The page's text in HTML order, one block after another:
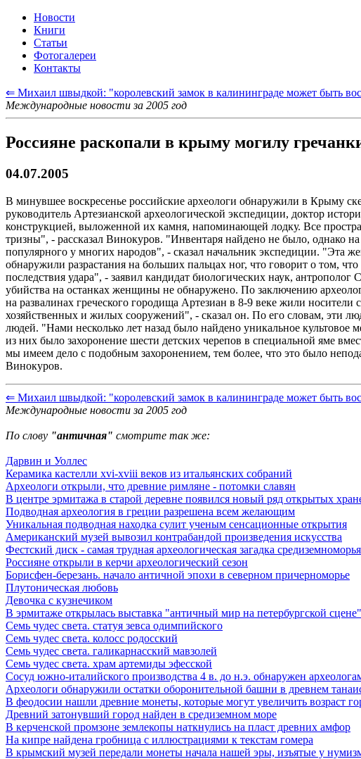
Новости
Книги
Статьи
Фотогалереи
Контакты
⇐ Михаил швыдкой: "королевский замок в калининграде может быть
Международные новости за 2005 год
Россияне раскопали в крыму могилу
04.07.2005
В минувшее воскресенье российские археологи обнаружили в Крыму
руководитель Артезианской археологической экспедиции, доктор
конструкцией, выложенной их камня, напоминающей лодку. Все
тризны", - рассказал Винокуров. "Инвентаря найдено не было, однако
популярного у многих народов", - сказал начальник экспедиции.
обнаружили разрастания на больших пальцах ног, что говорит о том,
последствия удара", - заявил кандидат биологических наук,
убийства на останках женщины не обнаружено. По заключению
на развалинах греческого городища Артезиан в 8-9 веке жили
хозяйственных и жилых сооружений", - сказал он. По его словам, эти
людей. "Нами несколько лет назад было найдено уникальное
из них было захоронение шести детских черепов в специальной яме
мы имеем дело с подобным захоронением, тем более, что это было
Винокуров.
⇐ Михаил швыдкой: "королевский замок в калининграде может быть
Международные новости за 2005 год
По слову "античная" смотрите так же:
Дарвин и Уоллес
Керамика кастелли xvi-xviii веков из итальянских собраний
Археологи открыли, что древние римляне - потомки славян
В центре эрмитажа в старой деревне появился новый ряд открытых
Подводная археология в греции разрешена всем желающим
Уникальная подводная находка сулит ученым сенсационные открытия
Американский музей вывозил контрабандой произведения искусства
Фестский диск - самая трудная археологическая загадка средиземноморья
Россияне открыли в керчи археологический сезон
Борисфен-березань. начало античной эпохи в северном причерноморье
Плутоническая любовь
Девочка с кузнечиком
В эрмитаже открылась выставка "античный мир на петербургской сцене"
Семь чудес света. статуя зевса одимпийского
Семь чудес света. колосс родосский
Семь чудес света. галикарнасский мавзолей
Семь чудес света. храм артемиды эфесской
Сосуд южно-италийского производства 4 в. до н.э. обнаружен
Археологи обнаружили остатки оборонительной башни в древнем
В феодосии нашли древние монеты, которые могут увеличить возраст
Древний затонувший город найден в средиземном море
В керченской промзоне землекопы наткнулись на пласт древних амфор
На кипре найдена гробница с иллюстрациями к текстам гомера
В крымский музей передали монеты начала нашей эры, изъятые у